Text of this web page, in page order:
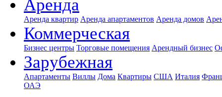
Аренда
Аренда квартир Аренда апартаментов Аренда домов
Коммерческая
Бизнес центры Торговые помещения Арендный бизнес
Зарубежная
Апартаменты Виллы Дома Квартиры США Италия
ОАЭ